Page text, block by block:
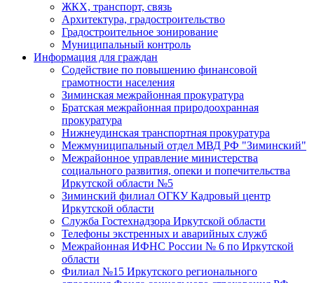
ЖКХ, транспорт, связь
Архитектура, градостроительство
Градостроительное зонирование
Муниципальный контроль
Информация для граждан
Содействие по повышению финансовой
грамотности населения
Зиминская межрайонная прокуратура
Братская межрайонная природоохранная
прокуратура
Нижнеудинская транспортная прокуратура
Межмуниципальный отдел МВД РФ "Зиминский"
Межрайонное управление министерства
социального развития, опеки и попечительства
Иркутской области №5
Зиминский филиал ОГКУ Кадровый центр
Иркутской области
Служба Гостехнадзора Иркутской области
Телефоны экстренных и аварийных служб
Межрайонная ИФНС России № 6 по Иркутской
области
Филиал №15 Иркутского регионального